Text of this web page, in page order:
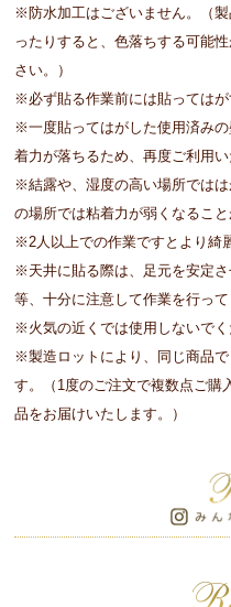
※防水加工はございません。（
ったりすると、色落ちする可能
さい。）
※必ず貼る作業前には貼ってはが
※一度貼ってはがした使用済み
着力が落ちるため、再度ご利用
※結露や、湿度の高い場所では
の場所では粘着力が弱くなること
※2人以上での作業ですとより綺
※天井に貼る際は、足元を安定
等、十分に注意して作業を行って
※火気の近くでは使用しないでく
※製造ロットにより、同じ商品
す。（1度のご注文で複数点ご購
品をお届けいたします。）